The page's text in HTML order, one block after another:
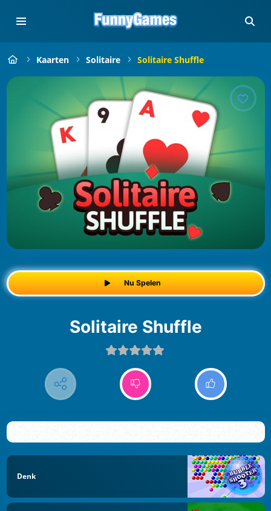
Kaarten Solitaire Solitaire Shuffle
Nu Spelen
Solitaire Shuffle
Denk